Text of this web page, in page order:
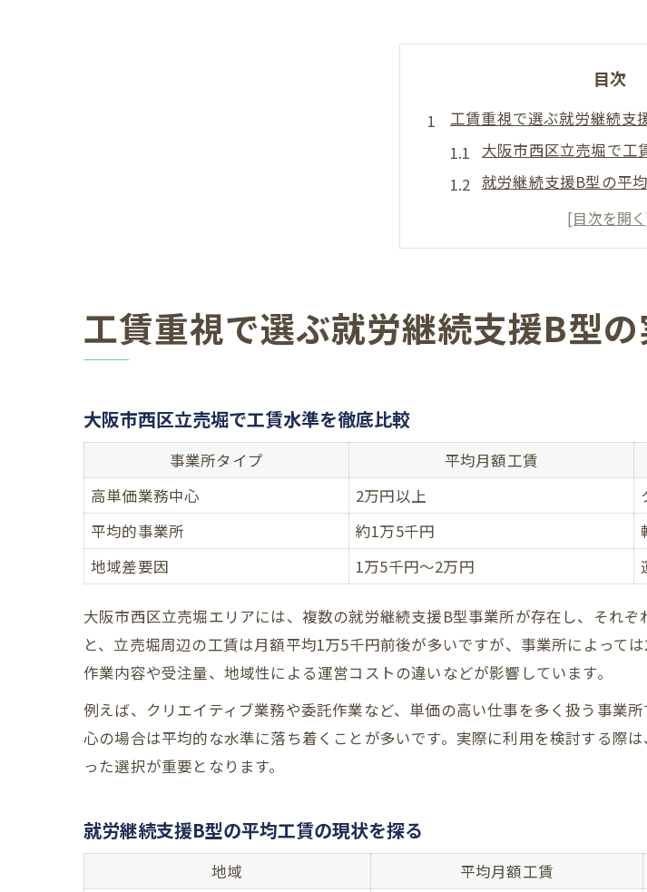
目次
工賃重視で選ぶ就労継続支
大阪市西区立売堀で工
就労継続支援B型の平
高工賃を目指すための
工賃アップ事例から学
大阪市西区立売堀における
立売堀エリアの活動内
活動実績を通じた工賃
利用条件を押さえたB型選
就労継続支援B型の利
利用対象となる方の
条件別に見るおすすめ
大阪市西区で利用開始
自分に合ったB型を選
希望にマッチする就
活動内容重視で選ぶB
西区立売堀エリアで高工賃
工賃重視で選ぶ就労継続支援B型
大阪市西区立売堀で工賃水準を徹底比較
事業所タイプ 平均月額工賃
高単価業務中心
2万円以上
平均的事業所
約1万5千円
地域差要因
1万5千円〜2万円
大阪市西区立売堀エリアには、複数の就労継続支援B型事業所が存在し、それ
と、立売堀周辺の工賃は月額平均1万5千円前後が多いですが、事業所によって
作業内容や受注量、地域性による運営コストの違いなどが影響しています。
例えば、クリエイティブ業務や委託作業など、単価の高い仕事を多く扱う事業
心の場合は平均的な水準に落ち着くことが多いです。実際に利用を検討する際
った選択が重要となります。
就労継続支援B型の平均工賃の現状を探る
地域 平均月額工賃